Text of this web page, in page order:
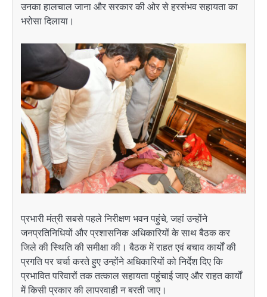
उनका हालचाल जाना और सरकार की ओर से हरसंभव सहायता का
भरोसा दिलाया।
प्रभारी मंत्री सबसे पहले निरीक्षण भवन पहुंचे, जहां उन्होंने
जनप्रतिनिधियों और प्रशासनिक अधिकारियों के साथ बैठक कर
जिले की स्थिति की समीक्षा की। बैठक में राहत एवं बचाव कार्यों की
प्रगति पर चर्चा करते हुए उन्होंने अधिकारियों को निर्देश दिए कि
प्रभावित परिवारों तक तत्काल सहायता पहुंचाई जाए और राहत कार्यों
में किसी प्रकार की लापरवाही न बरती जाए।